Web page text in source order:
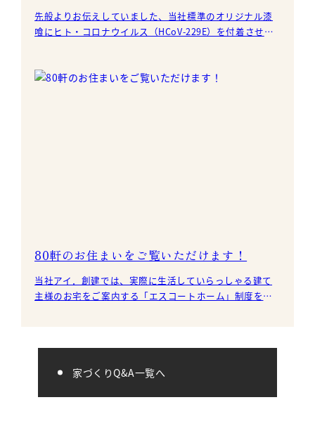
先般よりお伝えしていました、当社標準のオリジナル漆
喰にヒト・コロナウイルス（HCoV-229E）を付着させる
80軒のお住まいをご覧いただけます！
当社アイ．創建では、実際に生活していらっしゃる建て
主様のお宅をご案内する「エスコートホーム」制度を設
家づくりQ&A一覧へ